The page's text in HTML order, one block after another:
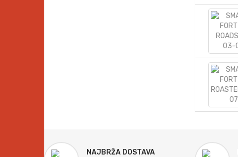
NAJBRŽA DOSTAVA